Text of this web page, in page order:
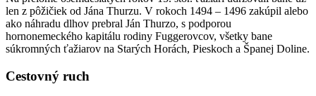
len z pôžičiek od Jána Thurzu. V rokoch 1494 – 1496 zakúpil alebo
ako náhradu dlhov prebral Ján Thurzo, s podporou
hornonemeckého kapitálu rodiny Fuggerovcov, všetky bane
súkromných ťažiarov na Starých Horách, Pieskoch a Španej Doline.
Cestovný ruch